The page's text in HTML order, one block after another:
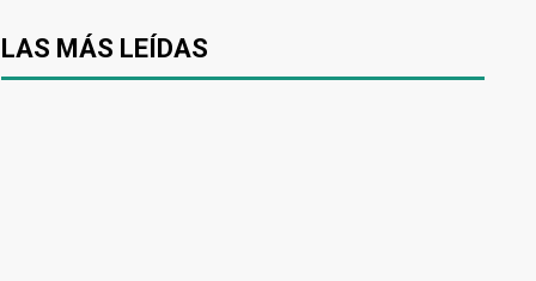
LAS MÁS LEÍDAS